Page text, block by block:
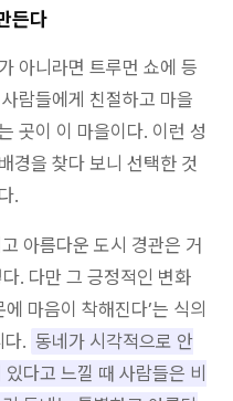
든다
아니라면 트루먼 쇼에 등
람들에게 친절하고 마을
곳이 이 마을이다. 이런 성
경을 찾다 보니 선택한 것
.
아름다운 도시 경관은 거
. 다만 그 긍정적인 변화
마음이 착해진다’는 식의
다. 동네가 시각적으로 안
다고 느낄 때 사람들은 비